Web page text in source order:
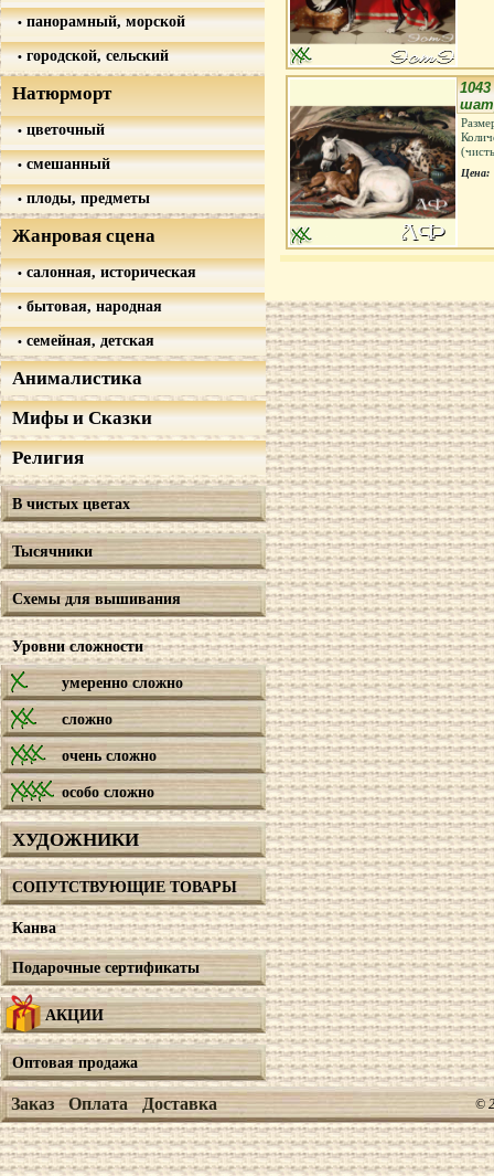
панорамный, морской
городской, сельский
Натюрморт
цветочный
смешанный
плоды, предметы
Жанровая сцена
салонная, историческая
бытовая, народная
семейная, детская
Анималистика
Мифы и Сказки
Религия
В чистых цветах
Тысячники
Схемы для вышивания
Уровни сложности
умеренно сложно
сложно
очень сложно
особо сложно
ХУДОЖНИКИ
СОПУТСТВУЮЩИЕ ТОВАРЫ
Канва
Подарочные сертификаты
АКЦИИ
Оптовая продажа
Цена:
Заказ Оплата Доставка ©